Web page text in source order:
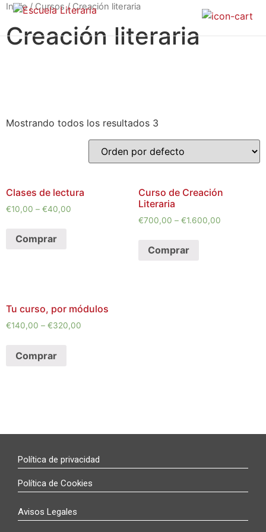
Inicio/Cursos/ Creación literaria
Creación literaria
Mostrando todos los resultados 3
Clases de lectura
€10,00 – €40,00
Comprar
Curso de Creación
Literaria
€700,00 – €1.600,00
Comprar
Tu curso, por módulos
€140,00 – €320,00
Comprar
Política de privacidad
Política de Cookies
Avisos Legales